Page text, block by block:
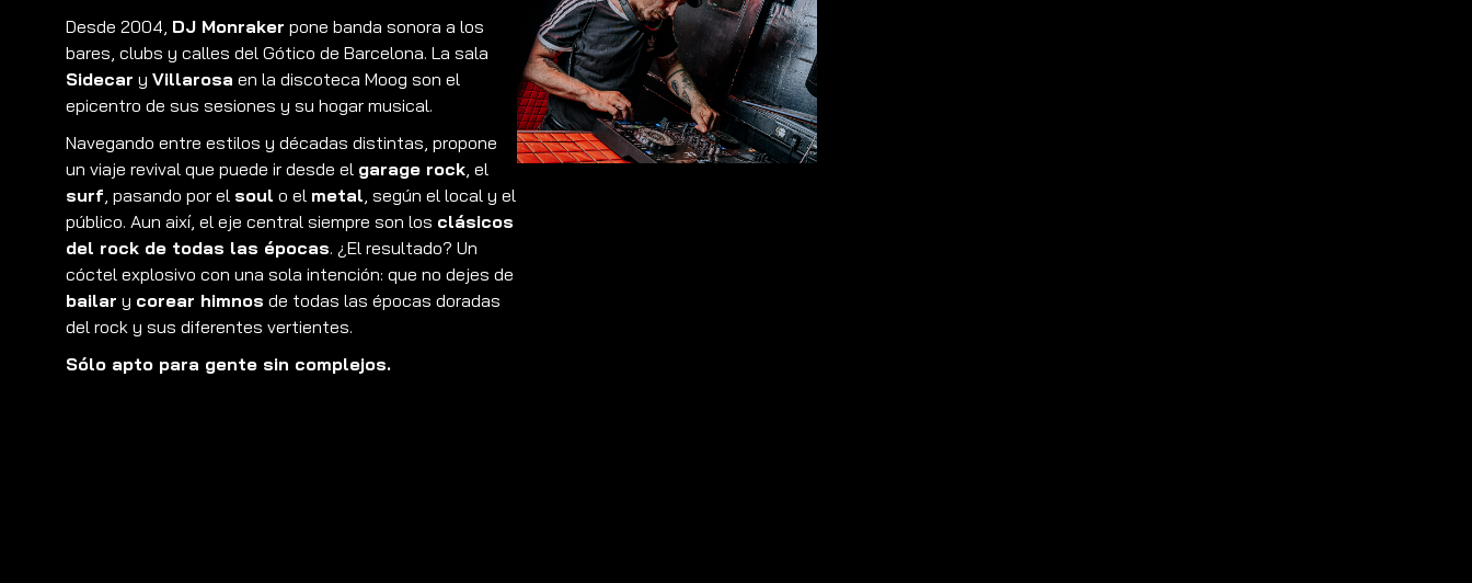
Desde 2004, DJ Monraker pone banda sonora a los
bares, clubs y calles del Gótico de Barcelona. La sala
Sidecar y Villarosa en la discoteca Moog son el
epicentro de sus sesiones y su hogar musical.
Navegando entre estilos y décadas distintas, propone
un viaje revival que puede ir desde el garage rock, el
surf, pasando por el soul o el metal, según el local y el
público. Aun així, el eje central siempre son los clásicos
del rock de todas las épocas. ¿El resultado? Un
cóctel explosivo con una sola intención: que no dejes de
bailar y corear himnos de todas las épocas doradas
del rock y sus diferentes vertientes.
Sólo apto para gente sin complejos.